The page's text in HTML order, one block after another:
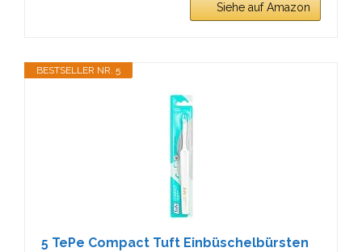
Siehe auf Amazon
BESTSELLER NR. 5
5 TePe Compact Tuft Einbüschelbürsten